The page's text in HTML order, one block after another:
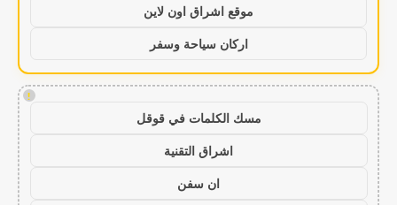
موقع اشراق اون لاين
اركان سياحة وسفر
!
مسك الكلمات في قوقل
اشراق التقنية
ان سفن